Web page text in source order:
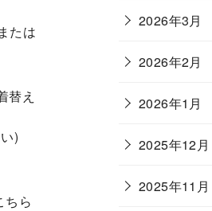
たは
替え
)
ちら
2026年3月
2026年2月
2026年1月
2025年12月
2025年11月